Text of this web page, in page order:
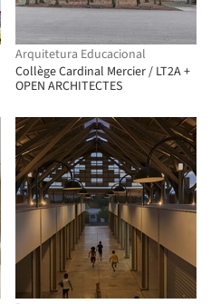
Arquitetura Educacional
Collège Cardinal Mercier / LT2A +
OPEN ARCHITECTES